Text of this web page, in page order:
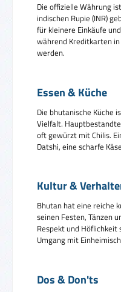
Die offizielle Währung
indischen Rupie (INR)
für kleinere Einkäufe
während Kreditkarten
werden.
Essen & Küche
Die bhutanische Küche
Vielfalt.
oft gewürzt mit Chilis.
Datshi, eine scharfe
Kultur &
Bhutan hat eine reiche
seinen Festen, Tänzen
Respekt und
Umgang mit
Dos & Don'ts